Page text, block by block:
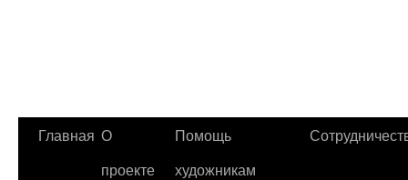
Главная О
проекте
Помощь
художникам